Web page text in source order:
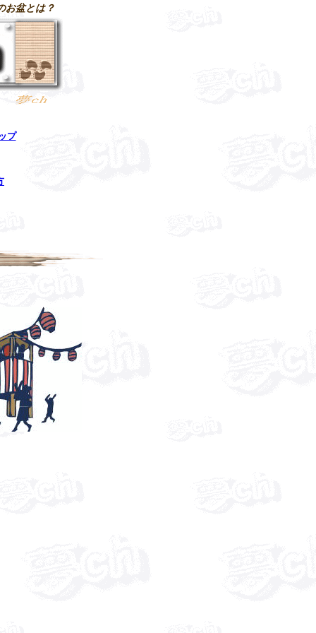
お盆とは？
プ